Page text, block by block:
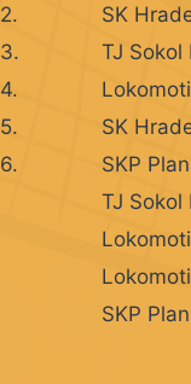
2.
SK
3.
TJ
4.
5.
SK
6.
SKP
TJ Sokol
SKP